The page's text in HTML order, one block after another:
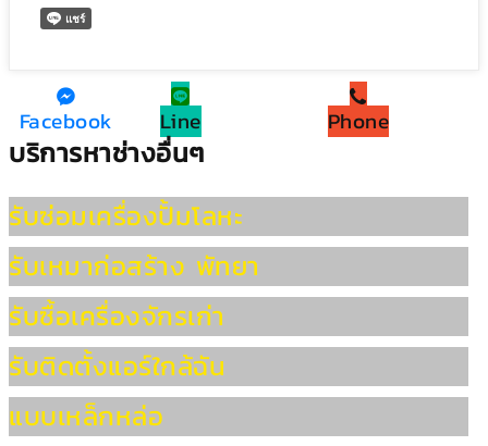
Facebook Line Phone
บริการหาช่างอื่นๆ
รับซ่อมเครื่องปั้มโลหะ
รับเหมาก่อสร้าง พัทยา
รับซื้อเครื่องจักรเก่า
รับติดตั้งแอร์ใกล้ฉัน
แบบเหล็กหล่อ